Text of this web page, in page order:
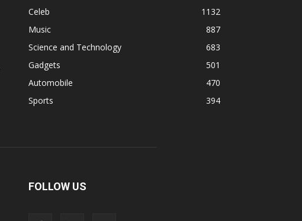
Celeb
1132
Music
887
Science and Technology
683
Gadgets
501
Automobile
470
Sports
394
FOLLOW US